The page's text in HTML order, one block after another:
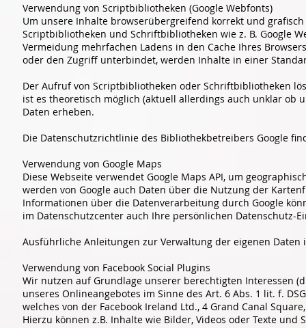
Verwendung von Scriptbibliotheken (Google Webfonts)
Um unsere Inhalte browserübergreifend korrekt und
Scriptbibliotheken und Schriftbibliotheken wie z. B. Google
Vermeidung mehrfachen Ladens in den Cache Ihres
oder den Zugriff unterbindet, werden Inhalte in einer
Der Aufruf von Scriptbibliotheken oder Schriftbibliotheken
ist es theoretisch möglich (aktuell allerdings auch unklar ob
Daten erheben.
Die Datenschutzrichtlinie des Bibliothekbetreibers Google
Verwendung von Google Maps
Diese Webseite verwendet Google Maps API, um
werden von Google auch Daten über die Nutzung der
Informationen über die Datenverarbeitung durch Google
im Datenschutzcenter auch Ihre persönlichen Datenschutz-
Ausführliche Anleitungen zur Verwaltung der eigenen
Verwendung von Facebook Social Plugins
Wir nutzen auf Grundlage unserer berechtigten Interessen
unseres Onlineangebotes im Sinne des Art. 6 Abs. 1 lit. f.
welches von der Facebook Ireland Ltd., 4 Grand Canal
Hierzu können z.B. Inhalte wie Bilder, Videos oder Texte